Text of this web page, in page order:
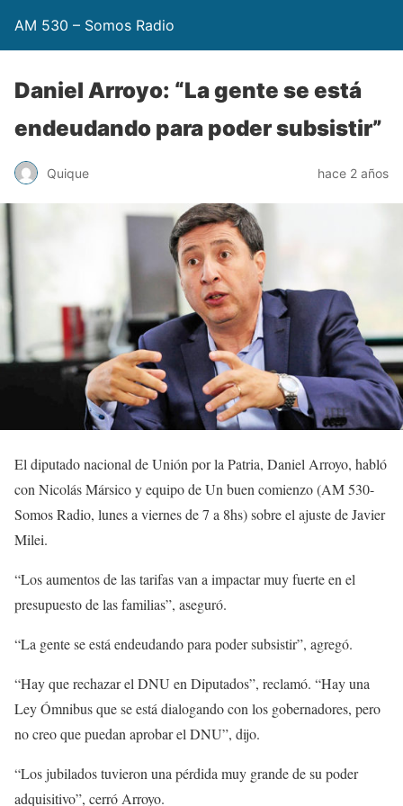
AM 530 – Somos Radio
Daniel Arroyo: “La gente se está
endeudando para poder subsistir”
Quique hace 2 años
El diputado nacional de Unión por la Patria, Daniel Arroyo, habló
con Nicolás Mársico y equipo de Un buen comienzo (AM 530-
Somos Radio, lunes a viernes de 7 a 8hs) sobre el ajuste de Javier
Milei.
“Los aumentos de las tarifas van a impactar muy fuerte en el
presupuesto de las familias”, aseguró.
“La gente se está endeudando para poder subsistir”, agregó.
“Hay que rechazar el DNU en Diputados”, reclamó. “Hay una
Ley Ómnibus que se está dialogando con los gobernadores, pero
no creo que puedan aprobar el DNU”, dijo.
“Los jubilados tuvieron una pérdida muy grande de su poder
adquisitivo”, cerró Arroyo.